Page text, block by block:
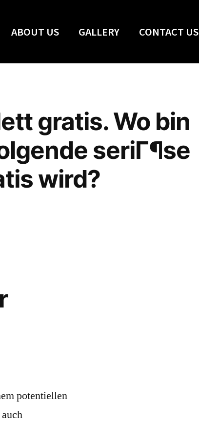
ABOUT US GALLERY CONTACT US
gratis. Wo bin
seriГ¶se
wird?
potentiellen